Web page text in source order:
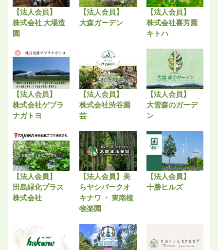
【法人会員】
株式会社 大場造
園
【法人会員】
大森ガーデン
【法人会員】
株式会社喜芳園
キトハ
【法人会員】
株式会社ゲブラ
ナガトヨ
【法人会員】
株式会社渋谷園
芸
【法人会員】
大雪森のガーデ
ン
【法人会員】
田島緑化プラス
株式会社
【法人会員】美
らヤシパークオ
キナワ ・ 東南植
物楽園
【法人会員】
十勝ヒルズ